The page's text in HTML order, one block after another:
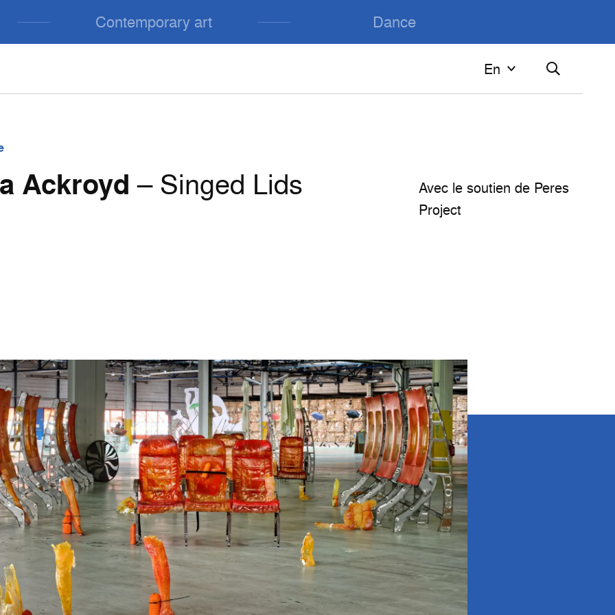
Contemporary art Dance
En
En
Ackroyd – Singed Lids
Avec le soutien de Peres
Project